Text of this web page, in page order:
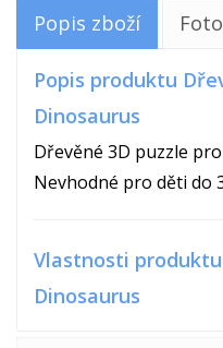
Popis zboží
Popis produktu
Dinosaurus
Dřevěné 3D puzzle
Nevhodné pro děti do
Vlastnosti
Dinosaurus